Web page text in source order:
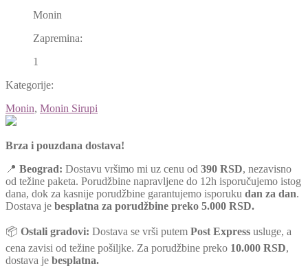
Monin
Zapremina:
1
Kategorije:
Monin, Monin Sirupi
Brza i pouzdana dostava!
📍 Beograd: Dostavu vršimo mi uz cenu od 390 RSD, nezavisno
od težine paketa. Porudžbine napravljene do 12h isporučujemo istog
dana, dok za kasnije porudžbine garantujemo isporuku dan za dan.
Dostava je besplatna za porudžbine preko 5.000 RSD.
📦 Ostali gradovi: Dostava se vrši putem Post Express usluge, a
cena zavisi od težine pošiljke. Za porudžbine preko 10.000 RSD,
dostava je besplatna.